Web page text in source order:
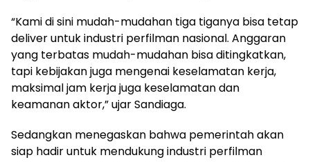
“Kami di sini mudah-mudahan tiga tiganya bisa tetap
deliver untuk industri perfilman nasional. Anggaran
yang terbatas mudah-mudahan bisa ditingkatkan,
tapi kebijakan juga mengenai keselamatan kerja,
maksimal jam kerja juga keselamatan dan
keamanan aktor,” ujar Sandiaga.
Sedangkan menegaskan bahwa pemerintah akan
siap hadir untuk mendukung industri perfilman